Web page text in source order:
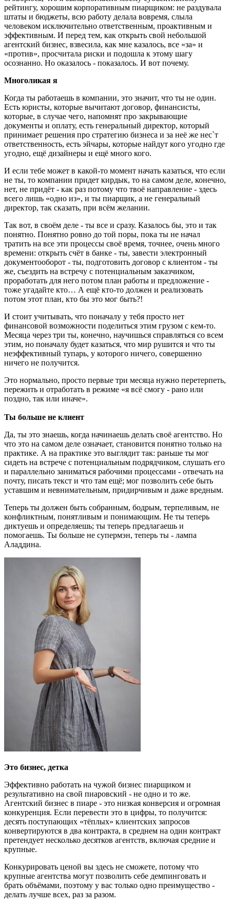
рейтингу, хорошим корпоративным пиарщиком: не раздувала
штаты и бюджеты, всю работу делала вовремя, слыла
человеком исключительно ответственным, проактивным и
эффективным. И перед тем, как открыть свой небольшой
агентский бизнес, взвесила, как мне казалось, все «за» и
«против», просчитала риски и подошла к этому шагу
осознанно. Но оказалось - показалось. И вот почему.
Многоликая я
Когда ты работаешь в компании, это значит, что ты не один.
Есть юристы, которые вычитают договор, финансисты,
которые, в случае чего, напомнят про закрывающие
документы и оплату, есть генеральный директор, который
принимает решения про стратегию бизнеса и за неё же нес`т
ответственность, есть эйчары, которые найдут кого угодно где
угодно, ещё дизайнеры и ещё много кого.
И если тебе может в какой-то момент начать казаться, что если
не ты, то компании придет кирдык, то на самом деле, конечно,
нет, не придёт - как раз потому что твоё направление - здесь
всего лишь «одно из», и ты пиарщик, а не генеральный
директор, так сказать, при всём желании.
Так вот, в своём деле - ты все и сразу. Казалось бы, это и так
понятно. Понятно ровно до той поры, пока ты не начал
тратить на все эти процессы своё время, точнее, очень много
времени: открыть счёт в банке - ты, завести электронный
документооборот - ты, подготовить договор с клиентом - ты
же, съездить на встречу с потенциальным заказчиком,
проработать для него потом план работы и предложение -
тоже угадайте кто… А ещё кто-то должен и реализовать
потом этот план, кто бы это мог быть?!
И стоит учитывать, что поначалу у тебя просто нет
финансовой возможности поделиться этим грузом с кем-то.
Месяца через три ты, конечно, научишься справляться со всем
этим, но поначалу будет казаться, что мир рушится и что ты
неэффективный тупарь, у которого ничего, совершенно
ничего не получится.
Это нормально, просто первые три месяца нужно перетерпеть,
пережить и отработать в режиме «я всё смогу - рано или
поздно, так или иначе».
Ты больше не клиент
Да, ты это знаешь, когда начинаешь делать своё агентство. Но
что это на самом деле означает, становится понятно только на
практике. А на практике это выглядит так: раньше ты мог
сидеть на встрече с потенциальным подрядчиком, слушать его
и параллельно заниматься рабочими процессами - отвечать на
почту, писать текст и что там ещё; мог позволить себе быть
уставшим и невнимательным, придирчивым и даже вредным.
Теперь ты должен быть собранным, бодрым, терпеливым, не
конфликтным, понятливым и понимающим. Не ты теперь
диктуешь и определяешь; ты теперь предлагаешь и
помогаешь. Ты больше не супермэн, теперь ты - лампа
Аладдина.
Это бизнес, детка
Эффективно работать на чужой бизнес пиарщиком и
результативно на свой пиаровский - не одно и то же.
Агентский бизнес в пиаре - это низкая конверсия и огромная
конкуренция. Если перевести это в цифры, то получится:
десять поступающих «тёплых» клиентских запросов
конвертируются в два контракта, в среднем на один контракт
претендует несколько десятков агентств, включая средние и
крупные.
Конкурировать ценой вы здесь не сможете, потому что
крупные агентства могут позволить себе демпинговать и
брать объёмами, поэтому у вас только одно преимущество -
делать лучше всех, раз за разом.